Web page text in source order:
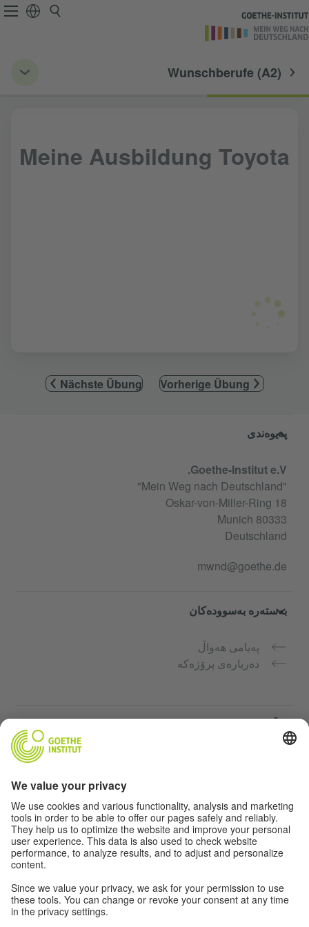
Wunschberufe (A2)
Meine Ausbildung Toyota
Vorherige Übung
Nächste Übung
Service- und Informationsbereich
پەیوەندی
Goethe-Institut e.V.
"Mein Weg nach Deutschland"
Oskar-von-Miller-Ring 18
80333 Munich
Deutschland
mwnd@goethe.de
بەستەرە بەسوودەکان
پەیامی هەواڵ
دەربارەی پرۆژەکە
ماڵپەڕە زیاتر
پۆرتاڵی مامۆستا "Deutschstunde"
ڕێکخستی پارێزگاری زانیاری نهێنی